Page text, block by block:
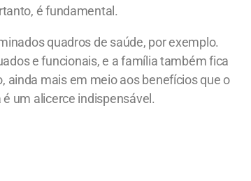
é fundamental.
quadros de saúde, por exemplo.
e funcionais, e a família também fica
ainda mais em meio aos benefícios que o
um alicerce indispensável.